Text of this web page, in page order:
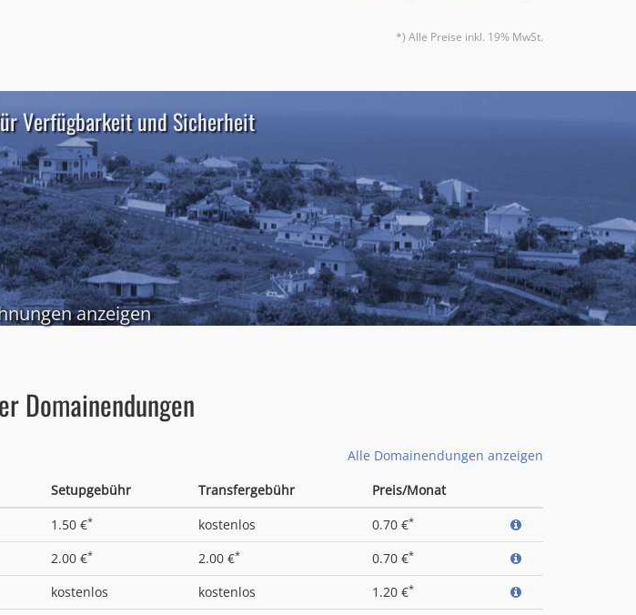
*) Alle Preise inkl. 19% MwSt.
Verfügbarkeit und Sicherheit
anzeigen
Domainendungen
Alle Domainendungen anzeigen
Setupgebühr Transfergebühr
Preis/Monat
1.50 €* kostenlos 0.70 €*
2.00 €* 2.00 €* 0.70 €*
kostenlos kostenlos 1.20 €*